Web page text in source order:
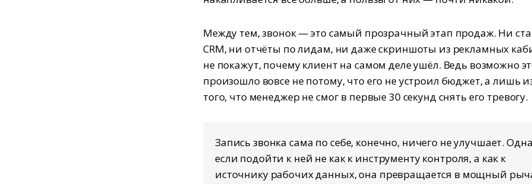
Между тем, звонок — это самый прозрачный этап продаж. Ни
CRM, ни отчёты по лидам, ни даже скриншоты из рекламных
не покажут, почему клиент на самом деле ушёл. Ведь возможно
произошло вовсе не потому, что его не устроил бюджет, а лишь
того, что менеджер не смог в первые 30 секунд снять его тревогу.
Запись звонка сама по себе, конечно, ничего не улучшает.
если подойти к ней не как к инструменту контроля, а как к
источнику рабочих данных, она превращается в мощный